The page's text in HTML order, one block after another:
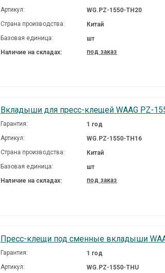
Артикул:
WG.PZ-1550-TH20
Страна производства:
Китай
Базовая единица:
шт
Наличие на складах:
под заказ
Вкладыши для пресс-клещей WAAG PZ-
Гарантия:
1 год
Артикул:
WG.PZ-1550-TH16
Страна производства:
Китай
Базовая единица:
шт
Наличие на складах:
под заказ
Пресс-клещи под сменные вкладыши
Гарантия:
1 год
Артикул:
WG.PZ-1550-THU